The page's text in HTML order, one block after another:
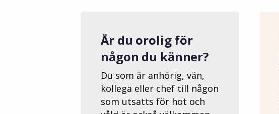
Är du orolig för
någon du känner?
Du som är anhörig, vän,
kollega eller chef till någon
som utsatts för hot och